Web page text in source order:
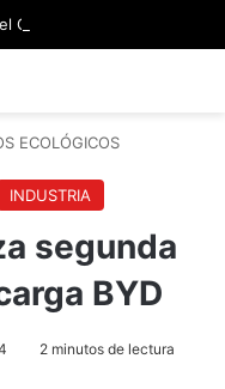
ECOLÓGICOS
INDUSTRIA
segunda
BYD
2 minutos de lectura